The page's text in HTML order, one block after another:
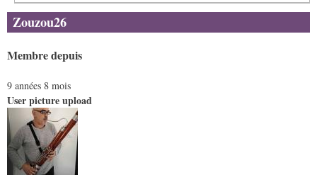
Zouzou26
Membre depuis
9 années 8 mois
User picture upload